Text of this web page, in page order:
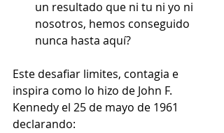
un resultado que ni tu ni yo ni
nosotros, hemos conseguido
nunca hasta aquí?
Este desafiar limites, contagia e
inspira como lo hizo de John F.
Kennedy el 25 de mayo de 1961
declarando: